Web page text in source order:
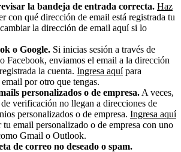
la bandeja de entrada correcta. Haz
con qué dirección de email está registrada tu
la dirección de email aquí si lo
o Google. Si inicias sesión a través de
Facebook, enviamos el email a la dirección
la cuenta. Ingresa aquípara
por otro que tengas.
personalizados o de empresa. A veces,
verificación no llegan a direcciones de
personalizados o de empresa. Ingresa aquí
tu email personalizado o de empresa con uno
Gmail o Outlook.
de correo no deseado o spam.